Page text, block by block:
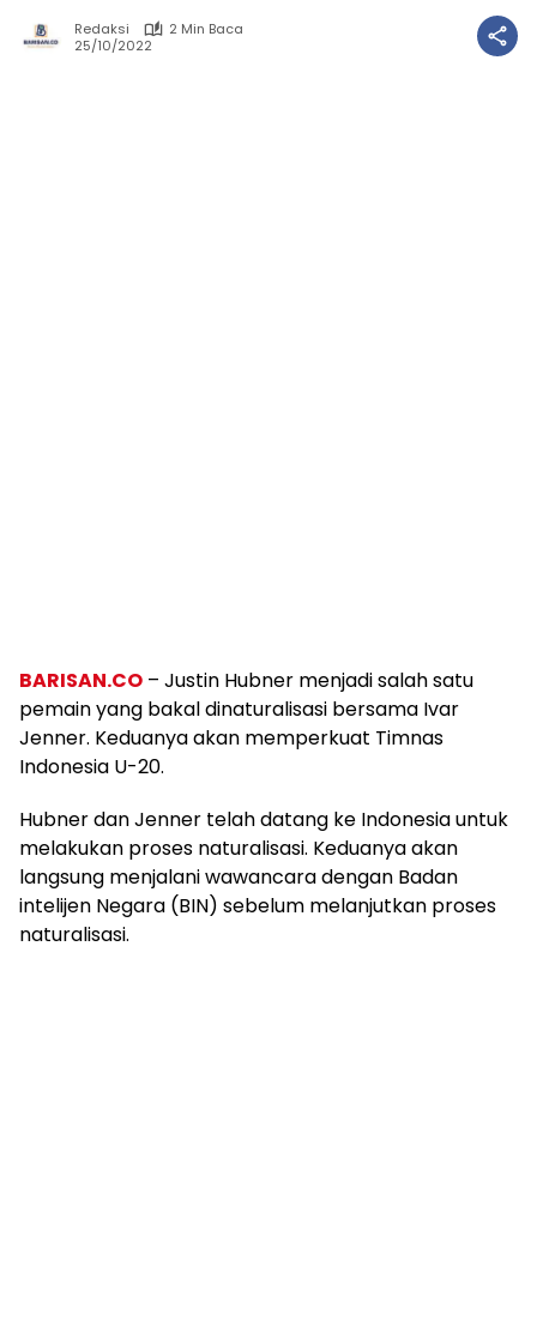
Redaksi
2 Min Baca
25/10/2022
BARISAN.CO – Justin Hubner menjadi salah satu
pemain yang bakal dinaturalisasi bersama Ivar
Jenner. Keduanya akan memperkuat Timnas
Indonesia U-20.
Hubner dan Jenner telah datang ke Indonesia untuk
melakukan proses naturalisasi. Keduanya akan
langsung menjalani wawancara dengan Badan
intelijen Negara (BIN) sebelum melanjutkan proses
naturalisasi.